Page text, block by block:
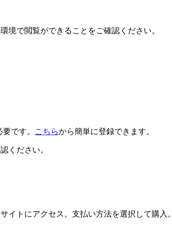
境で閲覧ができることをご確認ください。
です。 こちらから簡単に登録できます。
ください。
トにアクセス。支払い方法を選択して購入。